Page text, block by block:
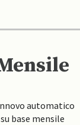
automatico
su base mensile